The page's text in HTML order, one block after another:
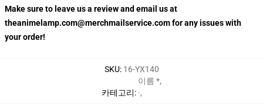
Make sure to leave us a review and email us at
theanimelamp.com@merchmailservice.com for any issues with
your order!
SKU: 16-YX140
카테고리:
이름 *,
·,